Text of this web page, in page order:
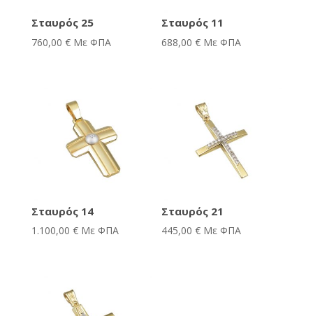
Σταυρός 25
760,00 € Με ΦΠΑ
Σταυρός 11
688,00€ Με ΦΠΑ
Σταυρός 14
1.100,00 € Με ΦΠΑ
Σταυρός 21
445,00€ Με ΦΠΑ